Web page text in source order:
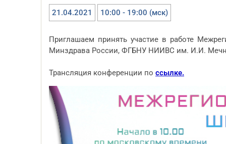
21.04.2021 10:00 - 19:00 (мск)
Приглашаем принять участие в работе
Минздрава России, ФГБНУ НИИВС им. И.И.
Трансляция конференции по ссылке.